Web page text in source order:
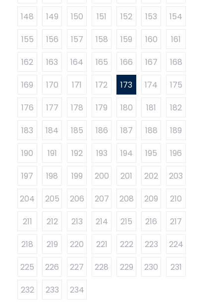
148
149 150 151 152 153
154
155
156 157 158 159 160
161
162
163 164 165 166 167
168
169
170 171 172 173 174
175
176
177 178 179 180 181
182
183
184 185 186 187 188
189
190
191 192 193 194 195
196
197
198 199 200 201 202
203
204
205 206 207 208 209
210
211
212 213 214 215 216
217
218
219 220 221 222 223
224
225
226 227 228 229 230
231
232
233 234